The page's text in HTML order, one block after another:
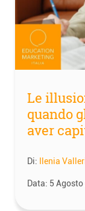
Le
quando
aver
Di: Ilenia
Data: 5